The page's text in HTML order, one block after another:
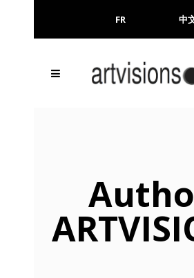
FR 中
Inscrivez-vous à
En continuant, vous acceptez de
votre adresse email pour l’envoi de
aucun cas elle ne sera transmise à un